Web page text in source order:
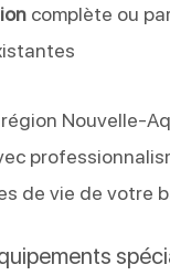
complète ou
Nouvelle-
de vie de votre